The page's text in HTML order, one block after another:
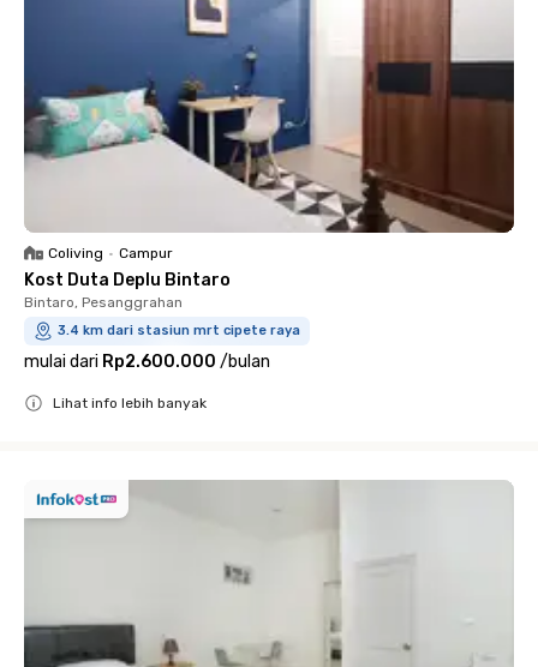
Coliving • Campur
Kost Duta Deplu Bintaro
Bintaro, Pesanggrahan
3.4 km dari stasiun mrt cipete raya
mulai dari Rp2.600.000 /bulan
Lihat info lebih banyak